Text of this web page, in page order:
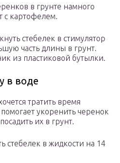
в грунте намного
с картофелем.
стебелек в стимулятор
часть длины в грунт.
из пластиковой бутылки.
в воде
тратить время
укоренить черенок
их в грунт.
стебелек в жидкости на 14